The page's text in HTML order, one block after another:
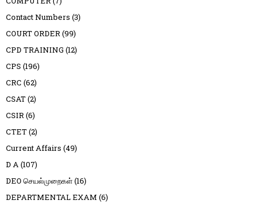
Contact Numbers (3)
COURT ORDER(99)
CPD TRAINING (12)
CPS (196)
CRC (62)
CSAT(2)
CSIR(6)
CTET(2)
Current Affairs (49)
D A(107)
DEO செயல்முறைகள்(16)
DEPARTMENTAL EXAM (6)